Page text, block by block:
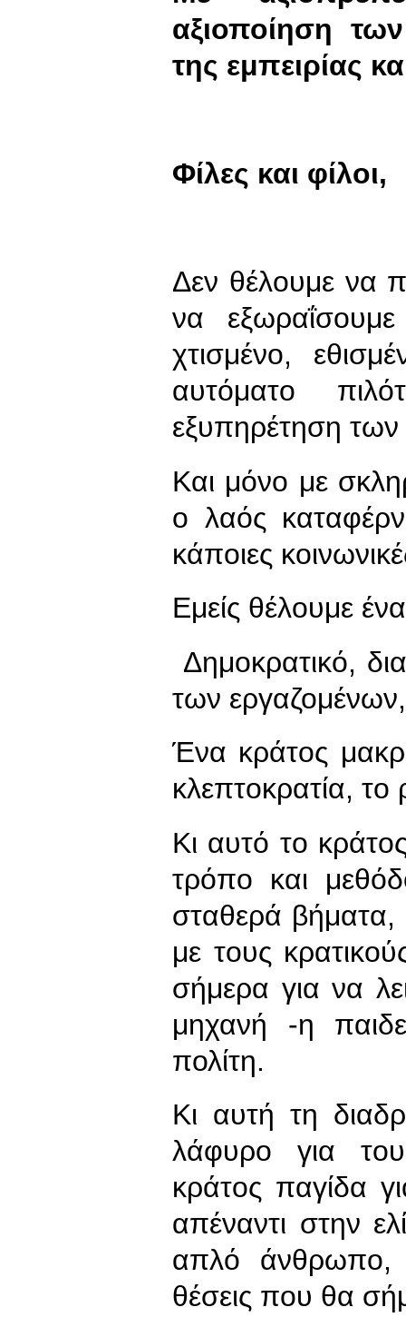
αξιοποίηση
της εμπειρίας
Φίλες και φίλοι,
Δεν θέλουμε να
να
χτισμένο,
αυτόματο
εξυπηρέτηση
Και μόνο με
ο λαός
κάποιες
Εμείς θέλουμε
Δημοκρατικό,
των
Ένα κράτος
κλεπτοκρατία,
Κι αυτό το
τρόπο και
σταθερά
με τους
σήμερα για να
μηχανή -η
πολίτη.
Κι αυτή τη
λάφυρο για
κράτος παγίδα
απέναντι στην
απλό άνθρωπο,
θέσεις που θα